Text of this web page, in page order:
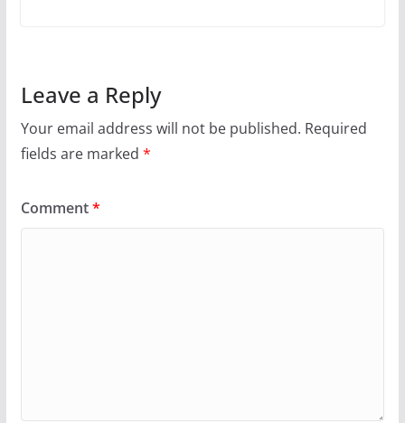
Leave a Reply
Your email address will not be published. Required
fields are marked *
Comment*